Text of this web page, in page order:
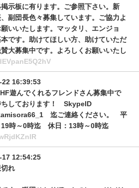
示板に有ります。ご参照下さい。新
副団長色々募集しています。ご協力よ
いいたします。マッタリ、エンジョ
です。助けてほしい方、助けていただ
大募集中です。よろしくお願いいたし
22 16:39:53
遊んでくれるフレンドさん募集中で
ちしております！ SkypeID
迄ご連絡ください。 平
19時～0時迄 休日：13時～0時迄
17 12:54:25
れ